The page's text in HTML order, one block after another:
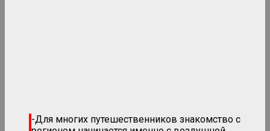
-Для многих путешественников знакомство с